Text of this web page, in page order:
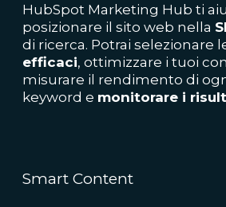
HubSpot Marketing Hub ti
posizionare il sito web nella
di ricerca. Potrai selezionare
efficaci, ottimizzare i tuoi
misurare il rendimento di
keyword e monitorare i
Smart Content